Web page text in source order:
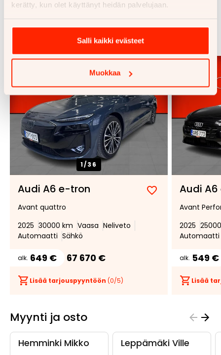
kerätty, kun olet käyttänyt heidän palvelujaan.
Salli kaikki evästeet
Muokkaa
1/36
Audi A6 e-tron
Lisää
suosikiksi
Poista
suosikeista
Avant quattro
2025 30000 km Vaasa Neliveto
Automaatti Sähkö
alk. 649 € 67 670 €
Lisää tarjouspyyntöön (0/5)
Audi
Avant
2025
Automaatti
alk. 549 €
Lisää
Myynti ja osto
Hemminki Mikko Leppämäki Ville